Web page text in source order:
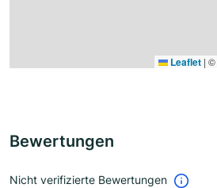
Leaflet | ©
Bewertungen
Nicht verifizierte Bewertungen